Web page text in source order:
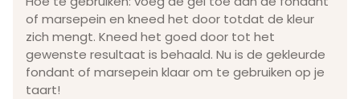
of marsepein en kneed het door totdat de kleur
zich mengt. Kneed het goed door tot het
gewenste resultaat is behaald. Nu is de gekleurde
fondant of marsepein klaar om te gebruiken op je
taart!